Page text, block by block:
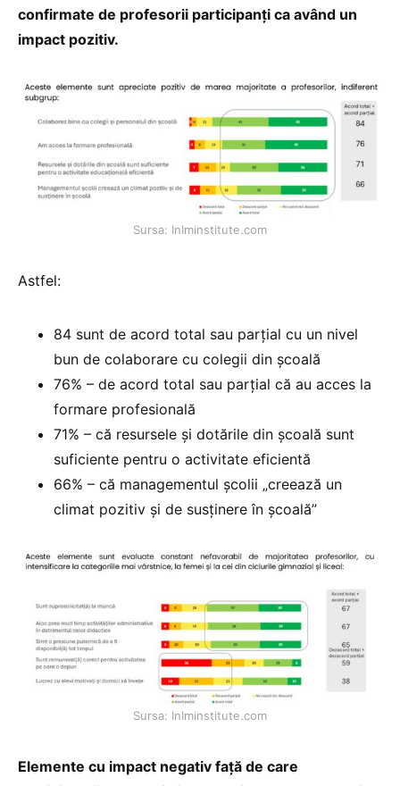
confirmate de profesorii participanți ca având un
impact pozitiv.
Sursa: InIminstitute.com
Astfel:
84 sunt de acord total sau parțial cu un nivel
bun de colaborare cu colegii din școală
76% – de acord total sau parțial că au acces la
formare profesională
71% – că resursele și dotările din școală sunt
suficiente pentru o activitate eficientă
66% – că managementul școlii „creează un
climat pozitiv și de susținere în școală”
Sursa: InIminstitute.com
Elemente cu impact negativ față de care